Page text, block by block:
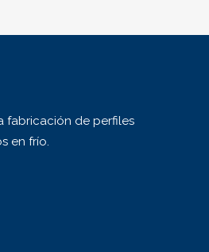
fabricación de perfiles
en frío.